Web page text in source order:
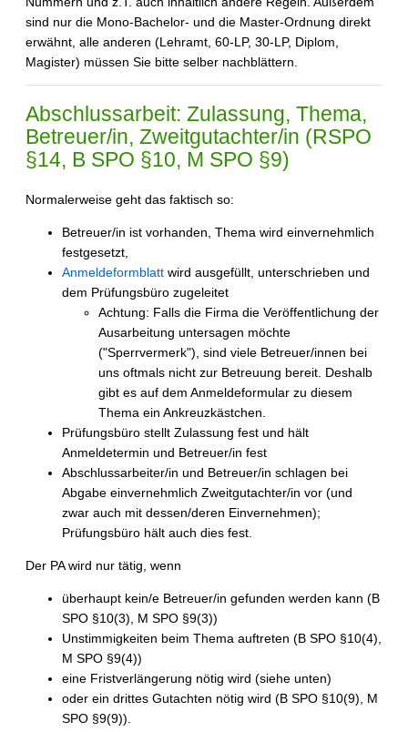
sind nur die Mono-Bachelor- und die Master-Ordnung direkt
erwähnt, alle anderen (Lehramt, 60-LP, 30-LP, Diplom,
Magister) müssen Sie bitte selber nachblättern.
Abschlussarbeit: Zulassung, Thema,
Betreuer/in, Zweitgutachter/in (RSPO
§14, B SPO §10, M SPO §9)
Normalerweise geht das faktisch so:
Betreuer/in ist vorhanden, Thema wird einvernehmlich
festgesetzt,
Anmeldeformblatt wird ausgefüllt, unterschrieben und
dem Prüfungsbüro zugeleitet
Achtung: Falls die Firma die Veröffentlichung der
Ausarbeitung untersagen möchte
("Sperrvermerk"), sind viele Betreuer/innen bei
uns oftmals nicht zur Betreuung bereit. Deshalb
gibt es auf dem Anmeldeformular zu diesem
Thema ein Ankreuzkästchen.
Prüfungsbüro stellt Zulassung fest und hält
Anmeldetermin und Betreuer/in fest
Abschlussarbeiter/in und Betreuer/in schlagen bei
Abgabe einvernehmlich Zweitgutachter/in vor (und
zwar auch mit dessen/deren Einvernehmen);
Prüfungsbüro hält auch dies fest.
Der PA wird nur tätig, wenn
überhaupt kein/e Betreuer/in gefunden werden kann (B
SPO §10(3), M SPO §9(3))
Unstimmigkeiten beim Thema auftreten (B SPO §10(4),
M SPO §9(4))
eine Fristverlängerung nötig wird (siehe unten)
oder ein drittes Gutachten nötig wird (B SPO §10(9), M
SPO §9(9)).